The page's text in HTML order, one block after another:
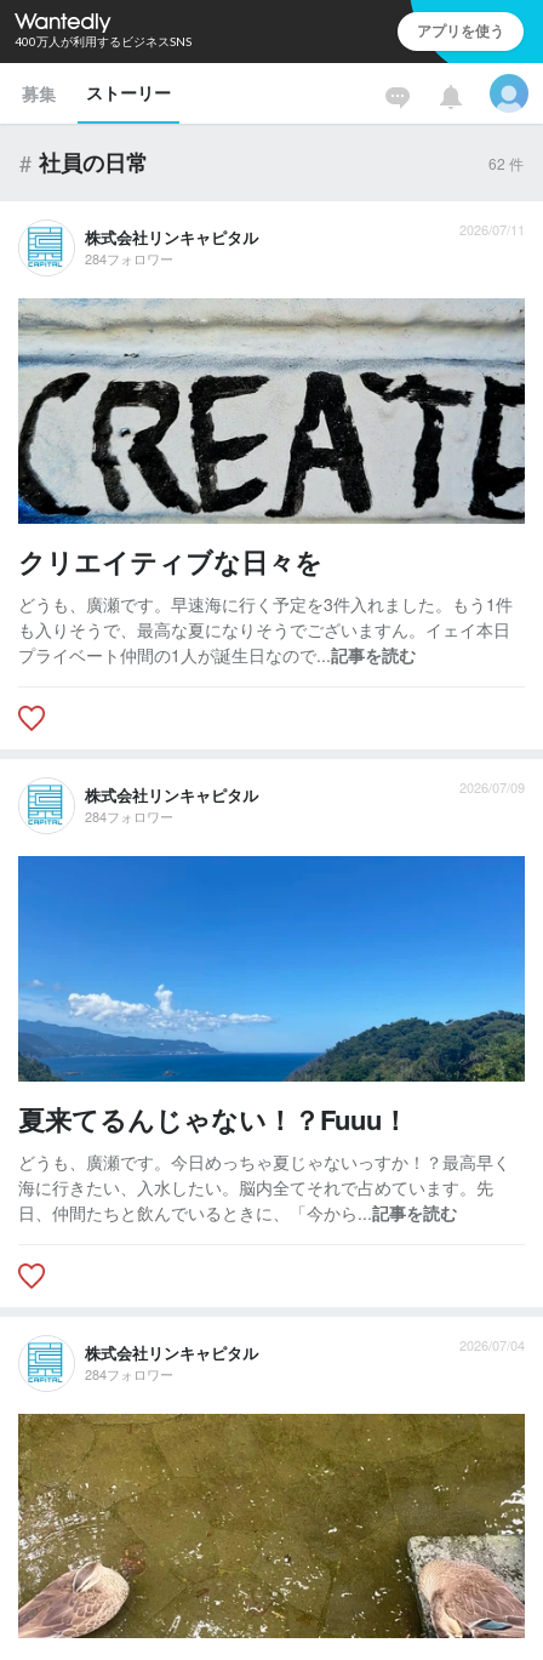
400万人が利用するビジネスSNS アプリを使う
募集 ストーリー
# 社員の日常 62 件
株式会社リンキャピタル
284フォロワー
2026/07/11
クリエイティブな日々を
どうも、廣瀬です。早速海に行く予定を3件入れました。もう1件
も入りそうで、最高な夏になりそうでございますん。イェイ本日
プライベート仲間の1人が誕生日なので...記事を読む
株式会社リンキャピタル
284フォロワー
2026/07/09
夏来てるんじゃない！？Fuuu！
どうも、廣瀬です。今日めっちゃ夏じゃないっすか！？最高早く
海に行きたい、入水したい。脳内全てそれで占めています。先
日、仲間たちと飲んでいるときに、「今から...記事を読む
株式会社リンキャピタル
284フォロワー
2026/07/04